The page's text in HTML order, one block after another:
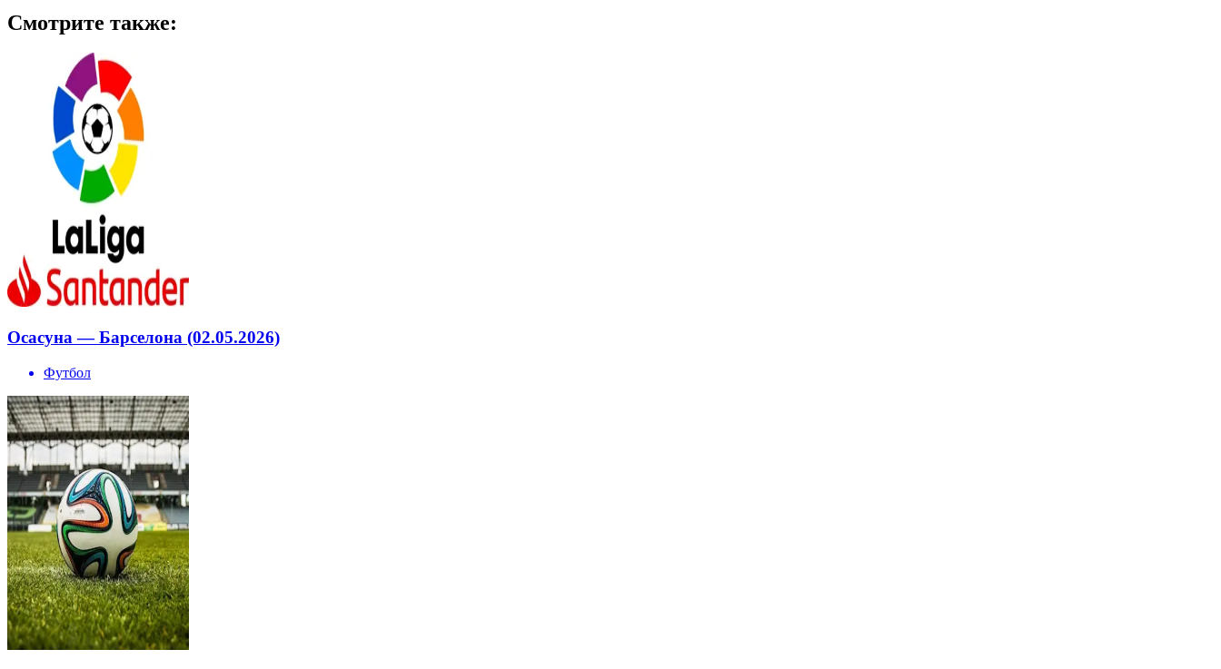
Смотрите также:
Осасуна — Барселона (02.05.2026)
Футбол